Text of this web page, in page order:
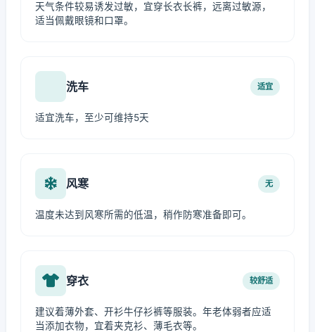
天气条件较易诱发过敏，宜穿长衣长裤，远离过敏源，
适当佩戴眼镜和口罩。
洗车 适宜
适宜洗车，至少可维持5天
风寒 无
温度未达到风寒所需的低温，稍作防寒准备即可。
穿衣 较舒适
建议着薄外套、开衫牛仔衫裤等服装。年老体弱者应适
当添加衣物，宜着夹克衫、薄毛衣等。